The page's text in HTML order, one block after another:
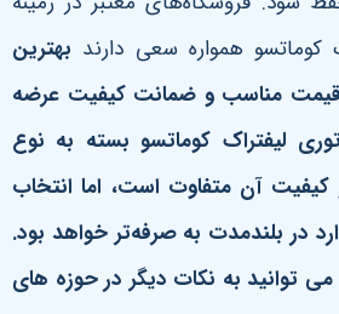
همواره سعی دارند بهترین
قیمت مناسب و ضمانت کیفیت عرضه
لیفتراک کوماتسو بسته به نوع
کیفیت آن متفاوت است، اما انتخاب
در بلندمدت به صرفه‌تر خواهد بود.
می توانید به نکات دیگر در حوزه های